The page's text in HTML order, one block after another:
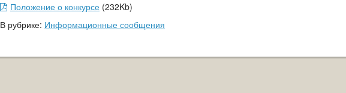
Положение о конкурсе (232Kb)
В рубрике: Информационные сообщения